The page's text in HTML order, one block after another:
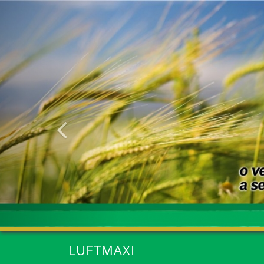
Anterior
LUFTMAXI